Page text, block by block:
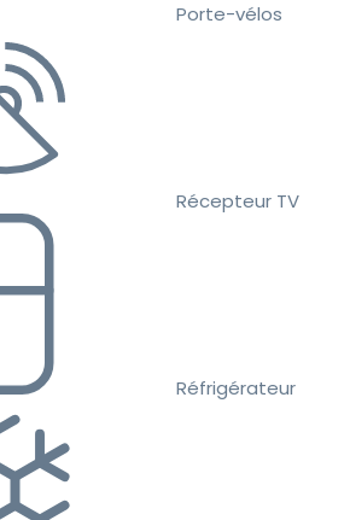
Porte-vélos
Récepteur TV
Réfrigérateur